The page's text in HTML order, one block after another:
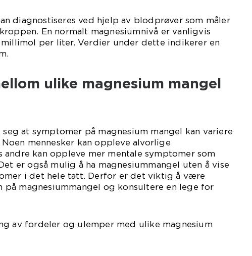
diagnostiseres ved hjelp av blodprøver som måler
En normalt magnesiumnivå er vanligvis
per liter. Verdier under dette indikerer en
ulike magnesium mangel
at symptomer på magnesium mangel kan variere
mennesker kan oppleve alvorlige
andre kan oppleve mer mentale symptomer som
er også mulig å ha magnesiummangel uten å vise
i det hele tatt. Derfor er det viktig å være
på magnesiummangel og konsultere en lege for
av fordeler og ulemper med ulike magnesium